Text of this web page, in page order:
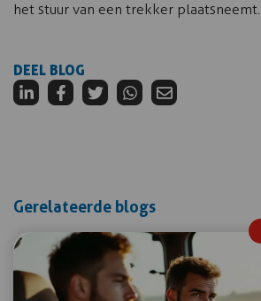
het stuur van een trekker plaatsneemt.
DEEL BLOG
Gerelateerde blogs